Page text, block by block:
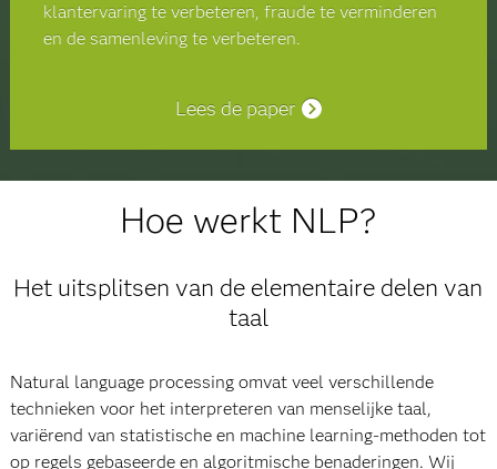
klantervaring te verbeteren, fraude te verminderen
en de samenleving te verbeteren.
Lees de paper
Hoe werkt NLP?
Het uitsplitsen van de elementaire delen van
taal
Natural language processing omvat veel verschillende
technieken voor het interpreteren van menselijke taal,
variërend van statistische en machine learning-methoden tot
op regels gebaseerde en algoritmische benaderingen. Wij